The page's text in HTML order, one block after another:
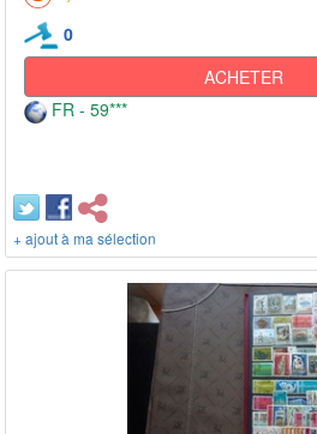
0
ACHETER
FR - 59***
+ ajout à ma sélection